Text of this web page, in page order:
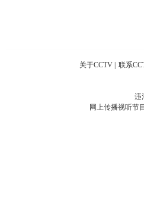
关于CCTV 联系
违
网上传播视听节